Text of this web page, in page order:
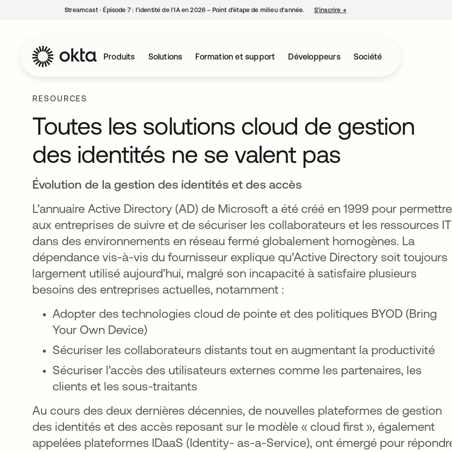
Streamcast ‑ Épisode 7 : l’identité de l’IA en 2026 – Point d’étape de milieu d’année. S’inscrire →s’ouvre dans un nouvel onglet
Produits Solutions Formation et support Développeurs Société
RESOURCES
Toutes les solutions cloud de gestion
des identités ne se valent pas
Évolution de la gestion des identités et des accès
L’annuaire Active Directory (AD) de Microsoft a été créé en 1999 pour permettre
aux entreprises de suivre et de sécuriser les collaborateurs et les ressources IT
dans des environnements en réseau fermé globalement homogènes. La
dépendance vis-à-vis du fournisseur explique qu’Active Directory soit toujours
largement utilisé aujourd’hui, malgré son incapacité à satisfaire plusieurs
besoins des entreprises actuelles, notamment :
Adopter des technologies cloud de pointe et des politiques BYOD (Bring
Your Own Device)
Sécuriser les collaborateurs distants tout en augmentant la productivité
Sécuriser l’accès des utilisateurs externes comme les partenaires, les
clients et les sous-traitants
Au cours des deux dernières décennies, de nouvelles plateformes de gestion
des identités et des accès reposant sur le modèle « cloud first », également
appelées plateformes IDaaS (Identity- as-a-Service), ont émergé pour